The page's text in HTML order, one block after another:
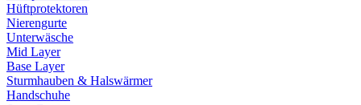
Hüftprotektoren
Nierengurte
Unterwäsche
Mid Layer
Base Layer
Sturmhauben & Halswärmer
Handschuhe